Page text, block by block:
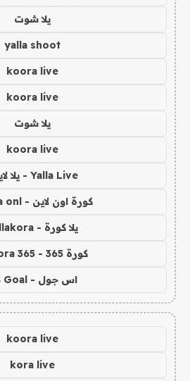
يلا شوت
yalla shoot
koora live
koora live
يلا شوت
koora live
Yalla Live - يلا لايف
كورة اون لاين - koora onl
يلا كورة - yallakora
كورة 365 - kooora 365
اس جول - AS Goal
koora live
kora live